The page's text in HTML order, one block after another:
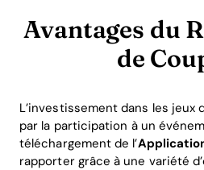
Avantages du
de
L’investissement dans les jeux
par la participation à un
téléchargement de l’
rapporter grâce à une variété